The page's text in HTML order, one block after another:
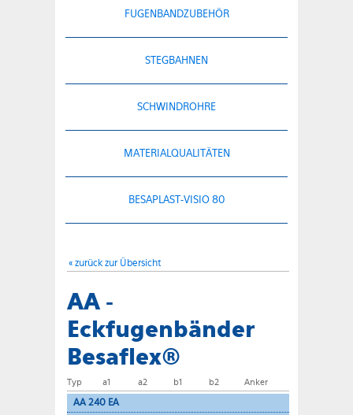
FUGENBANDZUBEHÖR
STEGBAHNEN
SCHWINDROHRE
MATERIALQUALITÄTEN
BESAPLAST-VISIO 80
« zurück zur Übersicht
AA -
Eckfugenbänder
Besaflex®
Typ a1 a2 b1 b2 Anker
AA 240 EA